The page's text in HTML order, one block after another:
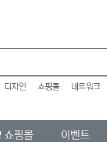
디자인 쇼핑몰 네트워크
쇼핑몰 이벤트